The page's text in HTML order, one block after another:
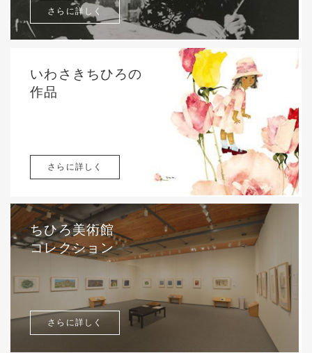
さらに詳しく
いわさきちひろの
作品
さらに詳しく
ちひろ美術館
コレクション
さらに詳しく